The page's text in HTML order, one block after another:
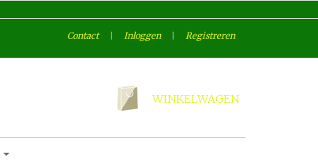
Contact Inloggen Registreren
WINKELWAGEN